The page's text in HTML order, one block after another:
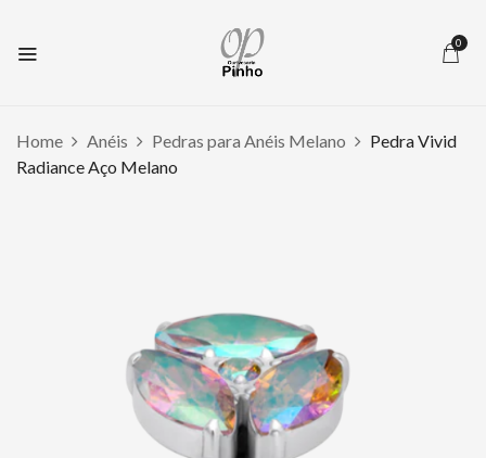
0
Home Anéis Pedras para Anéis Melano
Pedra Vivid
Radiance Aço Melano